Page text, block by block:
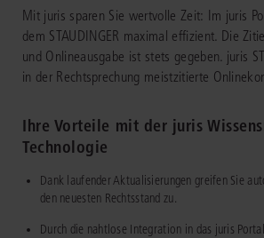
Mit juris sparen Sie wertvolle Zeit: Im juris
dem STAUDINGER maximal effizient. Die
und Onlineausgabe ist stets gegeben. juris
in der Rechtsprechung meistzitierte
Ihre Vorteile mit der juris
Technologie
Dank laufender Aktualisierungen greifen Sie
den neuesten Rechtsstand zu.
Durch die nahtlose Integration in das juris